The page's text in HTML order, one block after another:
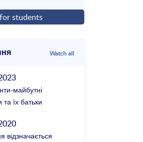
students
Watch all
майбутні
їх батьки
відзначається